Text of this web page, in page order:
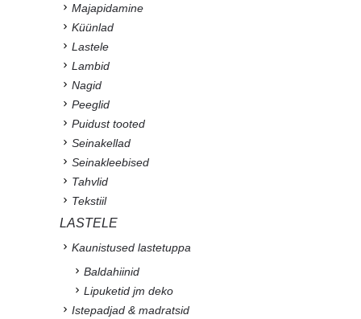
Majapidamine
Küünlad
Lastele
Lambid
Nagid
Peeglid
Puidust tooted
Seinakellad
Seinakleebised
Tahvlid
Tekstiil
LASTELE
Kaunistused lastetuppa
Baldahiinid
Lipuketid jm deko
Istepadjad & madratsid